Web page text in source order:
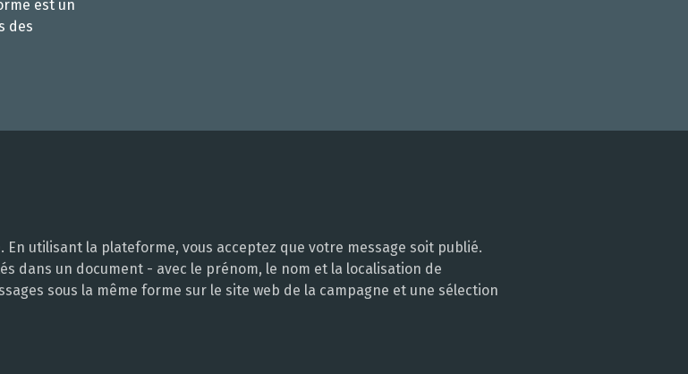
est un
des
utilisant la plateforme, vous acceptez que votre message soit publié.
dans un document - avec le prénom, le nom et la localisation de
sous la même forme sur le site web de la campagne et une sélection